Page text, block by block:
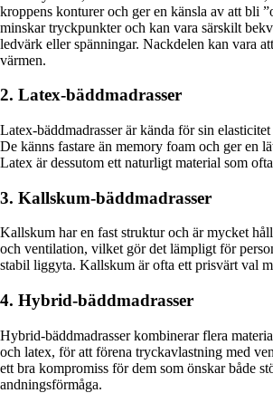
kroppens konturer och ger en känsla av att bli
minskar tryckpunkter och kan vara särskilt
ledvärk eller spänningar. Nackdelen kan vara
värmen.
2. Latex-bäddmadrasser
Latex-bäddmadrasser är kända för sin
De känns fastare än memory foam och ger en
Latex är dessutom ett naturligt material som
3. Kallskum-bäddmadrasser
Kallskum har en fast struktur och är mycket
och ventilation, vilket gör det lämpligt för
stabil liggyta. Kallskum är ofta ett prisvärt val
4. Hybrid-bäddmadrasser
Hybrid-bäddmadrasser kombinerar flera
och latex, för att förena tryckavlastning med
ett bra kompromiss för dem som önskar både
andningsförmåga.